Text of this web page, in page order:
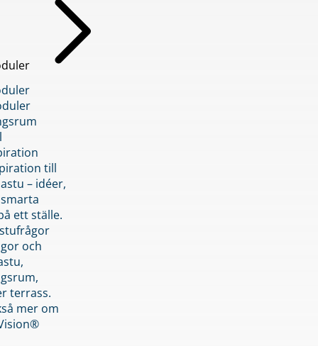
till
– idéer,
ett ställe.
och
terrass.
mer om